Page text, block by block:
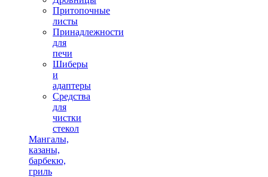
Притопочные
листы
Принадлежности
для
печи
Шиберы
и
адаптеры
Средства
для
чистки
стекол
Мангалы,
казаны,
барбекю,
гриль